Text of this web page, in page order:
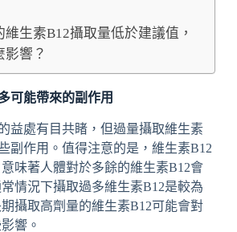
維生素B12攝取量低於建議值，
影響？
可能帶來的副作用
益處有目共睹，但過量攝取維生素
副作用。值得注意的是，維生素B12
味著人體對於多餘的維生素B12會
情況下攝取過多維生素B12是較為
攝取高劑量的維生素B12可能會對
響。